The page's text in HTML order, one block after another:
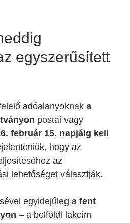
egyszerűsített
adóalanyoknak a
postai vagy
február 15. napjáig kell
hogy az
az
lehetőséget választják.
egyidejűleg a fent
– a belföldi lakcím